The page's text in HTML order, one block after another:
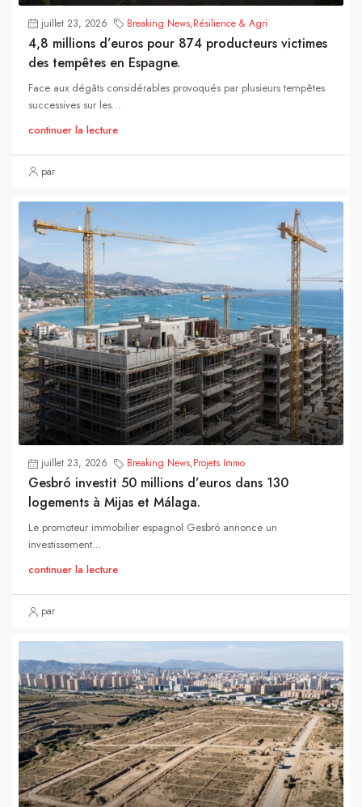
juillet 23, 2026 Breaking News,Résilience & Agri
4,8 millions d’euros pour 874 producteurs victimes
des tempêtes en Espagne.
Face aux dégâts considérables provoqués par plusieurs tempêtes
successives sur les...
continuer la lecture
par
juillet 23, 2026 Breaking News,Projets Immo
Gesbró investit 50 millions d’euros dans 130
logements à Mijas et Málaga.
Le promoteur immobilier espagnol Gesbró annonce un
investissement...
continuer la lecture
par